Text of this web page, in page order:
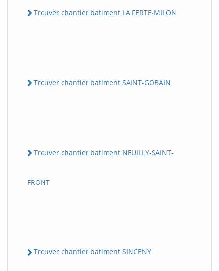
Trouver chantier batiment LA FERTE-MILON
Trouver chantier batiment SAINT-GOBAIN
Trouver chantier batiment NEUILLY-SAINT-
FRONT
Trouver chantier batiment SINCENY